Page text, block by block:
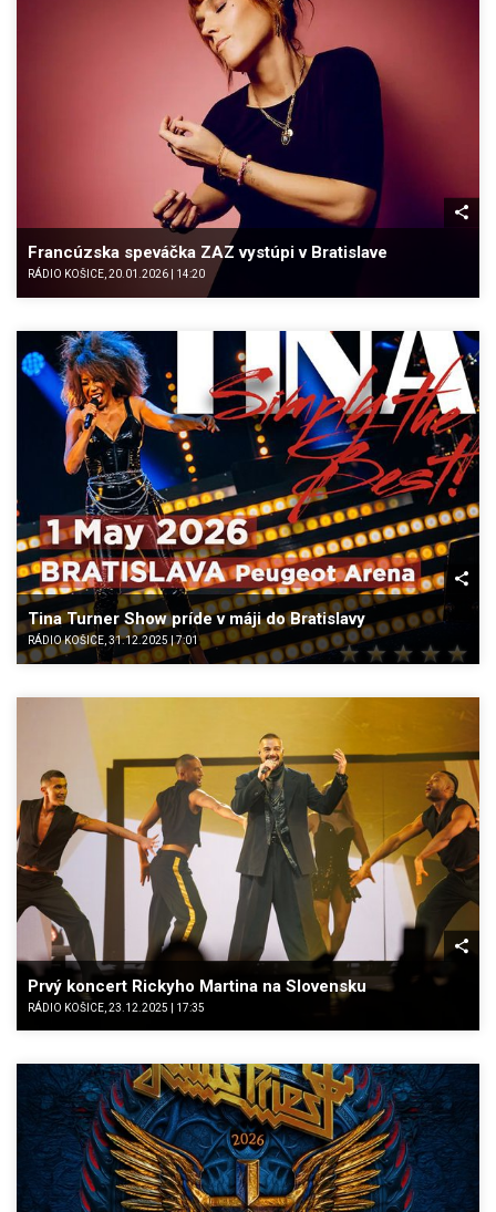
Francúzska speváčka ZAZ vystúpi v Bratislave
RÁDIO KOŠICE, 20.01.2026 | 14:20
Tina Turner Show príde v máji do Bratislavy
RÁDIO KOŠICE, 31.12.2025 | 7:01
Prvý koncert Rickyho Martina na Slovensku
RÁDIO KOŠICE, 23.12.2025 | 17:35